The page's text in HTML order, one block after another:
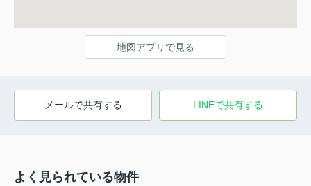
地図アプリで見る
メールで共有する LINEで共有する
よく見られている物件